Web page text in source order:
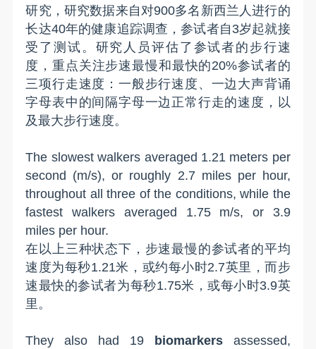
研究，研究数据来自对900多名新西兰人进行的
长达40年的健康追踪调查，参试者自3岁起就接
受 了测试。研究人员评估了参试者的步行速
度，重点关注步速最慢和最快的20%参试者的
三项行走速度：一般步行速度、一边大声背诵
字母表中的间隔字母一边正常行走的速度，以
及最大步行速度。
The slowest walkers averaged 1.21 meters per
second (m/s), or roughly 2.7 miles per hour,
throughout all three of the conditions, while the
fastest walkers averaged 1.75 m/s, or 3.9
miles per hour.
在以上三种状态下，步速最慢的参试者的平均
速度为每秒1.21米，或约每小时2.7英里，而步
速最快的参试者为每秒1.75米 ，或每小时3.9英
里。
They also had 19 biomarkersassessed,